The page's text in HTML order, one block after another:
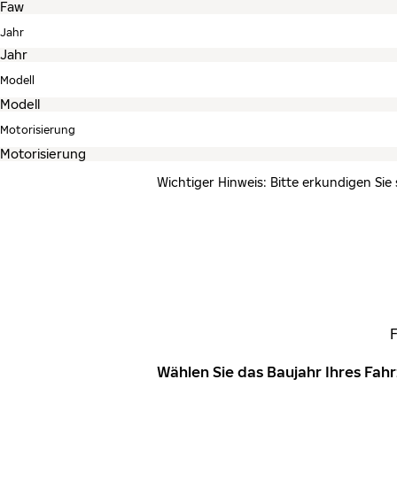
Jahr
Modell
Motorisierung
Wichtiger Hinweis: Bitte erkundigen
Wählen Sie das Baujahr Ihres